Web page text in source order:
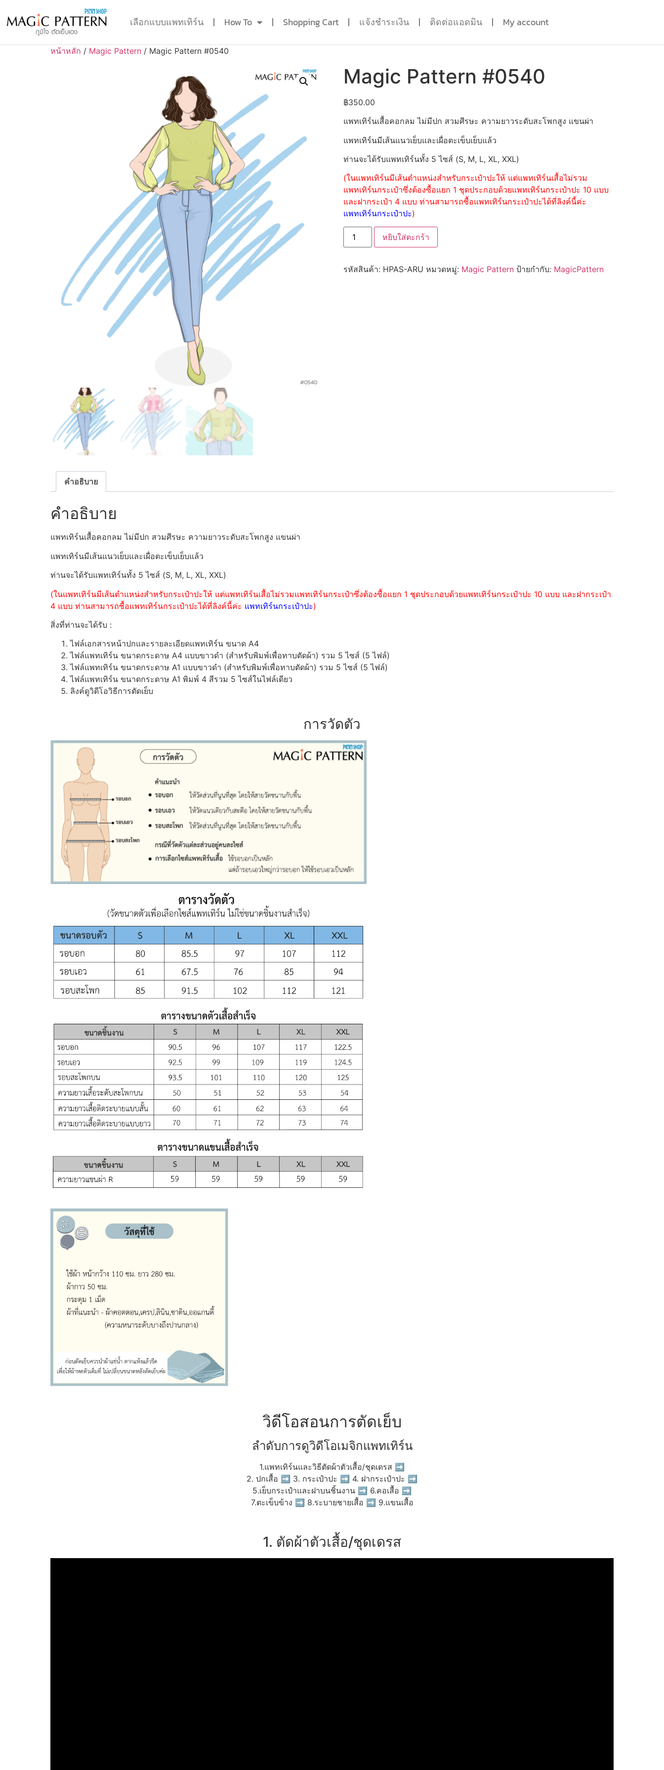
เลือกแบบแพทเทิร์น How To Shopping Cart แจ้งชำระเงิน ติดต่อแอดมิน My account
หน้าหลัก / Magic Pattern / Magic Pattern #0540
Magic Pattern #0540
฿350.00
แพทเทิร์นเสื้อคอกลม ไม่มีปก สวมศีรษะ ความยาวระดับสะโพกสูง แขนผ่า
แพทเทิร์นมีเส้นแนวเย็บและเผื่อตะเข็บเย็บแล้ว
ท่านจะได้รับแพทเทิร์นทั้ง 5 ไซส์ (S, M, L, XL, XXL)
(ในแพทเทิร์นมีเส้นตำแหน่งสำหรับกระเป๋าปะให้ แต่แพทเทิร์นเสื้อไม่รวม
แพทเทิร์นกระเป๋าซึ่งต้องซื้อแยก 1 ชุดประกอบด้วยแพทเทิร์นกระเป๋าปะ 10 แบบ
และฝากระเป๋า 4 แบบ ท่านสามารถซื้อแพทเทิร์นกระเป๋าปะได้ที่ลิงค์นี้ค่ะ
แพทเทิร์นกระเป๋าปะ)
หยิบใส่ตะกร้า
รหัสสินค้า: HPAS-ARU หมวดหมู่: Magic Pattern ป้ายกำกับ: MagicPattern
คำอธิบาย
คำอธิบาย
แพทเทิร์นเสื้อคอกลม ไม่มีปก สวมศีรษะ ความยาวระดับสะโพกสูง แขนผ่า
แพทเทิร์นมีเส้นแนวเย็บและเผื่อตะเข็บเย็บแล้ว
ท่านจะได้รับแพทเทิร์นทั้ง 5 ไซส์ (S, M, L, XL, XXL)
(ในแพทเทิร์นมีเส้นตำแหน่งสำหรับกระเป๋าปะให้ แต่แพทเทิร์นเสื้อไม่รวมแพทเทิร์นกระเป๋าซึ่งต้องซื้อแยก 1 ชุดประกอบด้วยแพทเทิร์นกระเป๋าปะ 10 แบบ และฝากระเป๋า
4 แบบ ท่านสามารถซื้อแพทเทิร์นกระเป๋าปะได้ที่ลิงค์นี้ค่ะ แพทเทิร์นกระเป๋าปะ)
สิ่งที่ท่านจะได้รับ :
ไฟล์เอกสารหน้าปกและรายละเอียดแพทเทิร์น ขนาด A4
ไฟล์แพทเทิร์น ขนาดกระดาษ A4 แบบขาวดำ (สำหรับพิมพ์เพื่อทาบตัดผ้า) รวม 5 ไซส์ (5 ไฟล์)
ไฟล์แพทเทิร์น ขนาดกระดาษ A1 แบบขาวดำ (สำหรับพิมพ์เพื่อทาบตัดผ้า) รวม 5 ไซส์ (5 ไฟล์)
ไฟล์แพทเทิร์น ขนาดกระดาษ A1 พิมพ์ 4 สีรวม 5 ไซส์ในไฟล์เดียว
ลิงค์ดูวิดีโอวิธีการตัดเย็บ
การวัดตัว
วิดีโอสอนการตัดเย็บ
ลำดับการดูวิดีโอเมจิกแพทเทิร์น
1.แพทเทิร์นและวิธีตัดผ้าตัวเสื้อ/ชุดเดรส ➡
2. ปกเสื้อ ➡ 3. กระเป๋าปะ ➡ 4. ฝากระเป๋าปะ ➡
5.เย็บกระเป๋าและฝาบนชิ้นงาน ➡ 6.คอเสื้อ ➡
7.ตะเข็บข้าง ➡ 8.ระบายชายเสื้อ ➡ 9.แขนเสื้อ
1. ตัดผ้าตัวเสื้อ/ชุดเดรส